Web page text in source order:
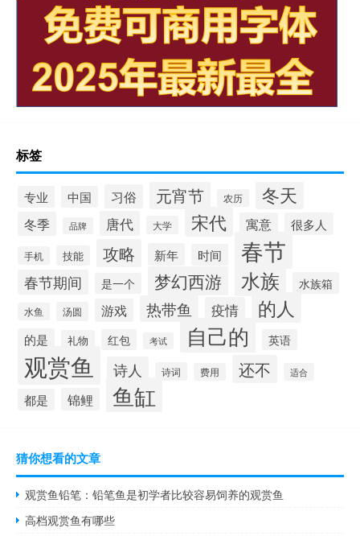
标签
专业 中国 习俗 元宵节 农历 冬天
冬季 品牌 唐代 大学 宋代 寓意 很多人
手机 技能 攻略 新年 时间 春节
春节期间 是一个 梦幻西游 水族 水族箱
水鱼 汤圆 游戏 热带鱼 疫情 的人
的是 礼物 红包 考试 自己的 英语
观赏鱼 诗人 诗词 费用 还不 适合
都是 锦鲤 鱼缸
猜你想看的文章
观赏鱼铅笔：铅笔鱼是初学者比较容易饲养的观赏鱼
高档观赏鱼有哪些